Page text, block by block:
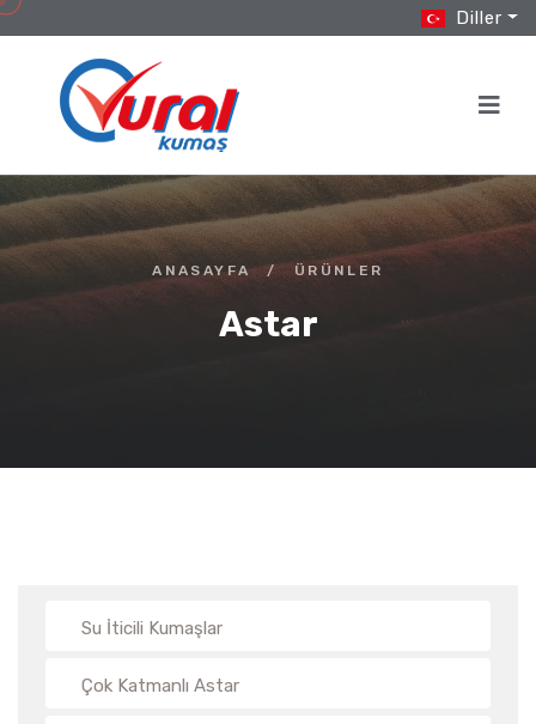
Diller
ANASAYFA / ÜRÜNLER
Astar
Su İticili Kumaşlar
Çok Katmanlı Astar